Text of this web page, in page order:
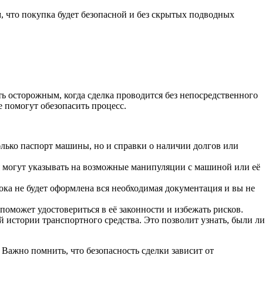
покупка будет безопасной и без скрытых подводных
когда сделка проводится без непосредственного
обезопасить процесс.
паспорт машины, но и справки о наличии долгов или
могут указывать на возможные манипуляции с машиной или её
не будет оформлена вся необходимая документация и вы не
удостовериться в её законности и избежать рисков.
транспортного средства. Это позволит узнать, были ли
помнить, что безопасность сделки зависит от